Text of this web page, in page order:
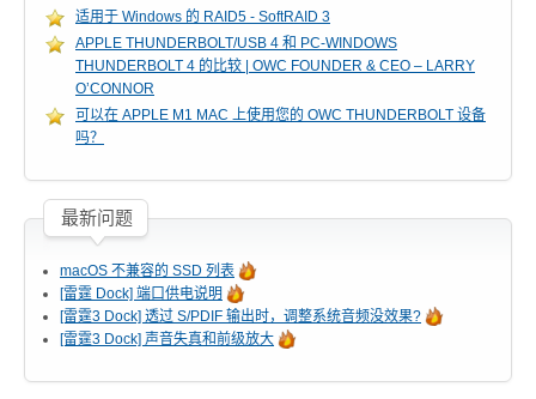
适用于 Windows 的 RAID5 - SoftRAID 3
APPLE THUNDERBOLT/USB 4 和 PC-WINDOWS
THUNDERBOLT 4 的比较 | OWC FOUNDER & CEO – LARRY
O’CONNOR
可以在 APPLE M1 MAC 上使用您的 OWC THUNDERBOLT 设备
吗？
最新问题
macOS 不兼容的 SSD 列表
[雷霆 Dock] 端口供电说明
[雷霆3 Dock] 透过 S/PDIF 输出时，调整系统音频没效果?
[雷霆3 Dock] 声音失真和前级放大